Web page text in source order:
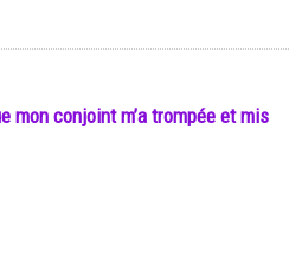
mon conjoint m’a trompée et mis